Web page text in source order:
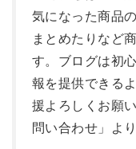
気になった商品
まとめたりなど
す。ブログは初
報を提供できる
援よろしくお願
問い合わせ」よ